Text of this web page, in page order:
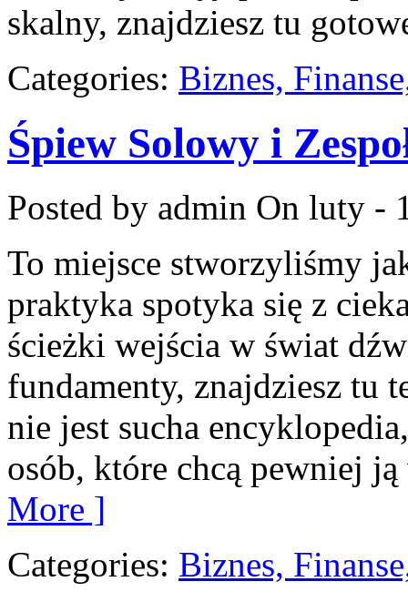
skalny, znajdziesz tu
Categories: Biznes,
Śpiew Solowy i
Posted by admin On luty -
To miejsce stworzyliśmy
praktyka spotyka się z
ścieżki wejścia w świat
fundamenty, znajdziesz tu
nie jest sucha
osób, które chcą pewniej
More ]
Categories: Biznes,